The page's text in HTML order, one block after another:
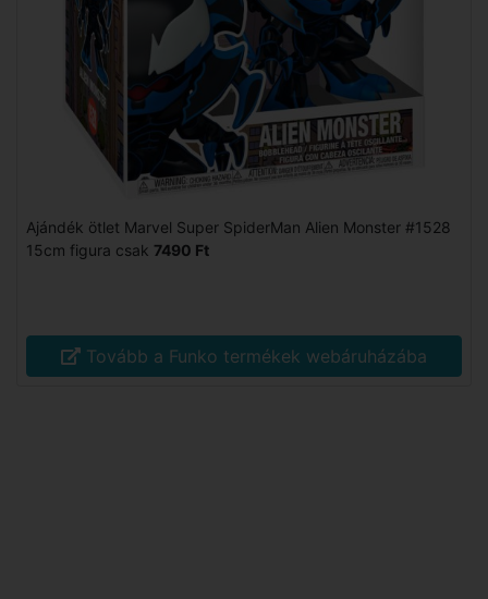
Ajándék ötlet Marvel Super SpiderMan Alien Monster #1528
15cm figura csak 7490 Ft
Tovább a Funko termékek webáruházába